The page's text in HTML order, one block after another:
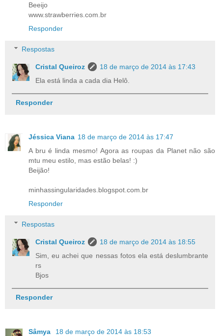
Beeijo
www.strawberries.com.br
Responder
Respostas
Cristal Queiroz
18 de março de 2014 às 17:43
Ela está linda a cada dia Helô.
Responder
Jéssica Viana 18 de março de 2014 às 17:47
A bru é linda mesmo! Agora as roupas da Planet não são
mtu meu estilo, mas estão belas! :)
Beijão!
minhassingularidades.blogspot.com.br
Responder
Respostas
Cristal Queiroz
18 de março de 2014 às 18:55
Sim, eu achei que nessas fotos ela está deslumbrante
rs
Bjos
Responder
Sâmya
18 de março de 2014 às 18:53